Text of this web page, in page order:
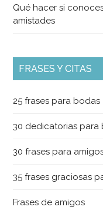
Qué hacer si
amistades
FRASES Y CITAS
25 frases para
30 dedicatorias para
30 frases para
35 frases graciosas
Frases de amigos